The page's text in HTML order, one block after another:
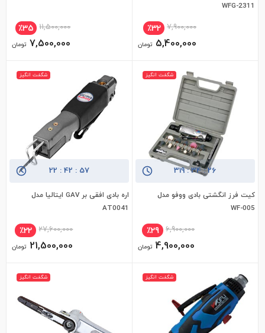
WFG-2311
7,900,000 ٪32
5,400,000 تومان
11,500,000 ٪35
7,500,000 تومان
شگفت انگیز
319 : 34 : 25
افزودن به سبد خرید
کیت فرز انگشتی بادی ووفو مدل
WF-005
6,900,000 ٪29
4,900,000 تومان
شگفت انگیز
22 : 42 : 56
افزودن به سبد خرید
اره بادی افقی بر GAV ایتالیا مدل
AT0041
27,600,000 ٪22
21,500,000 تومان
شگفت انگیز شگفت انگیز